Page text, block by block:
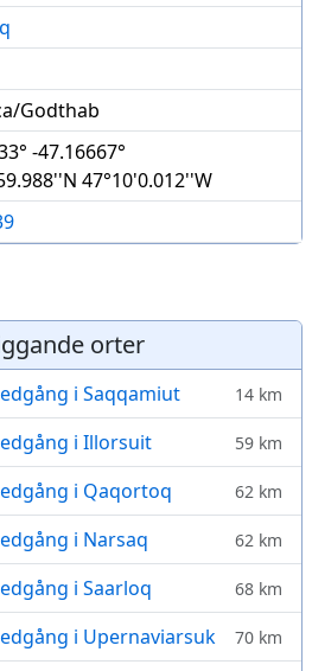
Godthab
-47.16667°
47°10'0.012''W
orter
i Saqqamiut 14 km
i Illorsuit 59 km
i Qaqortoq 62 km
i Narsaq 62 km
i Saarloq 68 km
i Upernaviarsuk 70 km